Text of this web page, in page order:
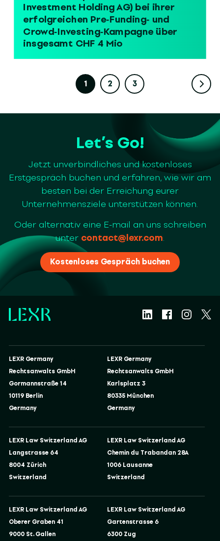
Investment Holding AG) bei ihrer
erfolgreichen Pre‑Funding‑ und
Crowd‑Investing‑Kampagne über
insgesamt CHF 4 Mio
1 2 3
Let’s Go!
Jetzt unverbindliches und kostenloses
Erstgespräch buchen und erfahren, wie wir am
besten bei der Erreichung eurer
Unternehmensziele unterstützen können.
Oder alternativ eine E-mail an uns schreiben
unter contact@lexr.com.
Kostenloses Gespräch buchen
LEXR Germany
Rechtsanwalts GmbH
Gormannstraße 14
10119 Berlin
Germany
LEXR Germany
Rechtsanwalts GmbH
Karlsplatz 3
80335 München
Germany
LEXR Law Switzerland AG
Langstrasse 64
8004 Zürich
Switzerland
LEXR Law Switzerland AG
Chemin du Trabandan 28A
1006 Lausanne
Switzerland
LEXR Law Switzerland AG
Oberer Graben 41
9000 St. Gallen
LEXR Law Switzerland AG
Gartenstrasse 6
6300 Zug